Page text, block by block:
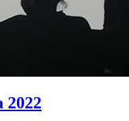
2022